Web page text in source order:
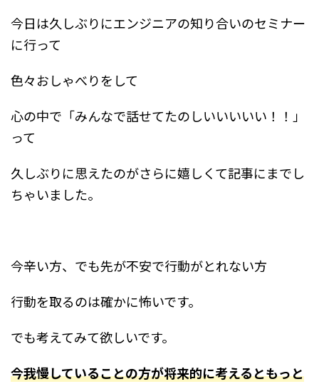
今日は久しぶりにエンジニアの知り合いのセミナー
に行って
色々おしゃべりをして
心の中で「みんなで話せてたのしいいいいい！！」
って
久しぶりに思えたのがさらに嬉しくて記事にまでし
ちゃいました。
今辛い方、でも先が不安で行動がとれない方
行動を取るのは確かに怖いです。
でも考えてみて欲しいです。
今我慢していることの方が将来的に考えるともっと